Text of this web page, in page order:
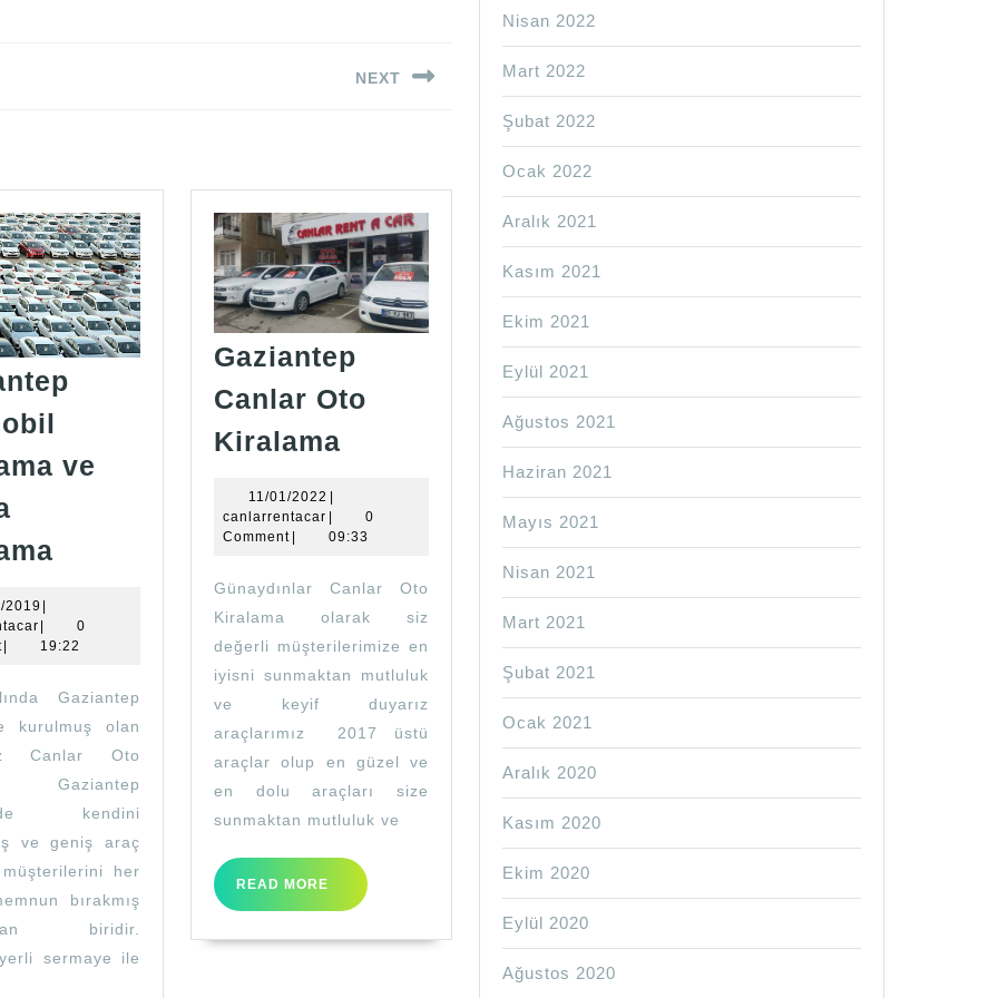
NEXT
ve
ve
Kiralama
2019 03/10/2019
canlarrentacar
0
19:22
Gaziantep
kurulmuş olan
Canlar Oto
Gaziantep
kendini
ve geniş araç
her
bırakmış
biridir.
yerli sermaye ile
Gaziantep
Canlar Oto
Kiralama
Kiralama
11/01/2022 11/01/2022
|
canlarrentacar canlarrentacar
|
0
Comment | 09:33
Günaydınlar Canlar Oto
Kiralama olarak siz
değerli müşterilerimize en
iyisni sunmaktan mutluluk
ve keyif duyarız
araçlarımız 2017 üstü
araçlar olup en güzel ve
en dolu araçları size
sunmaktan mutluluk ve
READ MORE
READ
MORE
Nisan 2022
Mart 2022
Şubat 2022
Ocak 2022
Aralık 2021
Kasım 2021
Ekim 2021
Eylül 2021
Ağustos 2021
Haziran 2021
Mayıs 2021
Nisan 2021
Mart 2021
Şubat 2021
Ocak 2021
Aralık 2020
Kasım 2020
Ekim 2020
Eylül 2020
Ağustos 2020